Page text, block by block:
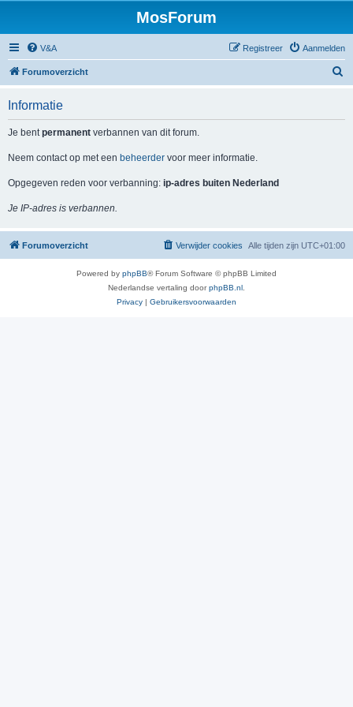
MosForum
V&A Aanmelden
Registreer
Forumoverzicht
Informatie
Je bentpermanent verbannen van dit forum.
Neem contact op met een beheerder voor meer informatie.
Opgegeven reden voor verbanning: ip-adres buiten Nederland
Je IP-adres is verbannen.
Forumoverzicht Alle tijden zijn UTC+01:00
Verwijder cookies
Powered by phpBB® Forum Software © phpBB Limited
Nederlandse vertaling doorphpBB.nl
Privacy | Gebruikersvoorwaarden